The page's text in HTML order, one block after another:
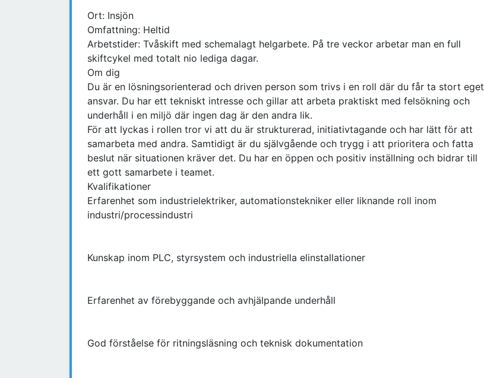
Ort: Insjön
Omfattning: Heltid
Arbetstider: Tvåskift med schemalagt helgarbete. På tre veckor arbetar man en full
skiftcykel med totalt nio lediga dagar.
Om dig
Du är en lösningsorienterad och driven person som trivs i en roll där du får ta stort eget
ansvar. Du har ett tekniskt intresse och gillar att arbeta praktiskt med felsökning och
underhåll i en miljö där ingen dag är den andra lik.
För att lyckas i rollen tror vi att du är strukturerad, initiativtagande och har lätt för att
samarbeta med andra. Samtidigt är du självgående och trygg i att prioritera och fatta
beslut när situationen kräver det. Du har en öppen och positiv inställning och bidrar till
ett gott samarbete i teamet.
Kvalifikationer
Erfarenhet som industrielektriker, automationstekniker eller liknande roll inom
industri/processindustri
Kunskap inom PLC, styrsystem och industriella elinstallationer
Erfarenhet av förebyggande och avhjälpande underhåll
God förståelse för ritningsläsning och teknisk dokumentation